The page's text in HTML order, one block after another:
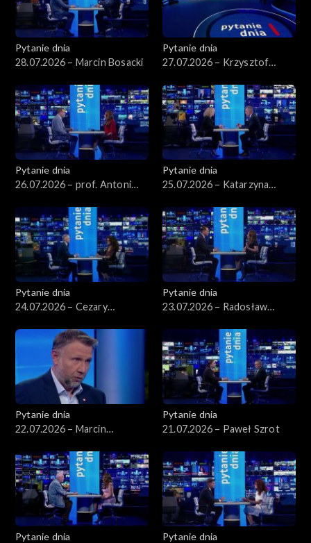
Pytanie dnia
28.07.2026 – Marcin Bosacki
Pytanie dnia
27.07.2026 – Krzysztof
Pytanie dnia
26.07.2026 – prof. Antoni
Pytanie dnia
25.07.2026 – Katarzyna
Pytanie dnia
24.07.2026 – Cezary
Pytanie dnia
23.07.2026 – Radosław
Pytanie dnia
22.07.2026 – Marcin
Pytanie dnia
21.07.2026 – Paweł Szrot
Pytanie dnia
Pytanie dnia